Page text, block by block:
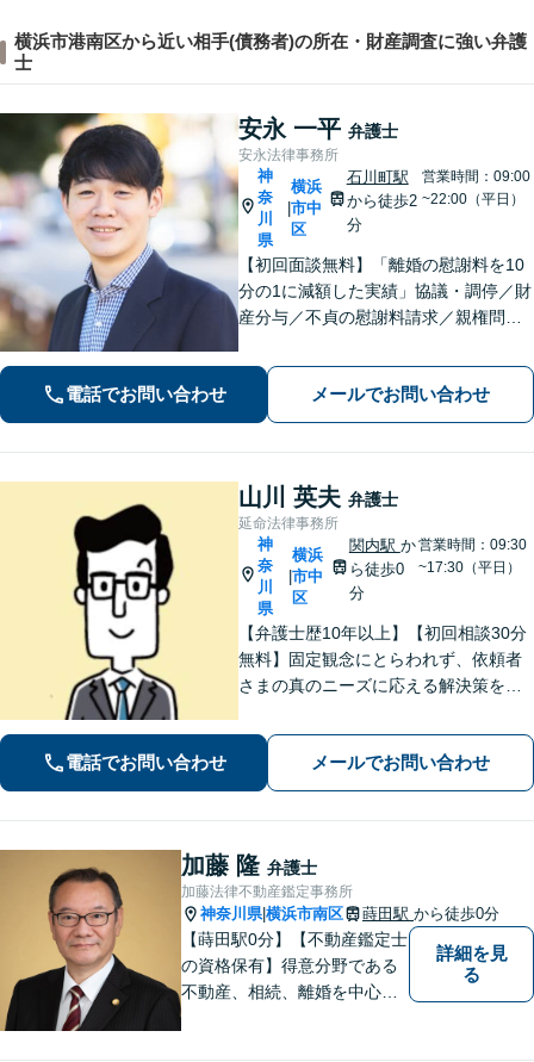
横浜市港南区から近い相手(債務者)の所在・財産調査に強い弁護
士
安永 一平 弁護士
安永法律事務所
神
奈
川
県
横浜
市中
区
石川町駅
から徒歩2
分
営業時間：09:00
~22:00（平日）
【初回面談無料】「離婚の慰謝料を10
分の1に減額した実績」協議・調停／財
産分与／不貞の慰謝料請求／親権問題
ーの顧問経験豊富」土地・建物の明渡
しや賃料回収など幅広くサポート【夜
間・休日面談可】【電話相談対応】
電話でお問い合わせ メールでお問い合わせ
山川 英夫 弁護士
延命法律事務所
神
奈
川
県
横浜
市中
区
関内駅 か
ら徒歩0
分
営業時間：09:30
~17:30（平日）
【弁護士歴10年以上】【初回相談30分
無料】固定観念にとらわれず、依頼者
さまの真のニーズに応える解決策を導
士業との連携で不動産トラブルや相続
問題にワンストップの対応も可能【WE
B面談対応】【関内駅3分】
電話でお問い合わせ メールでお問い合わせ
加藤 隆 弁護士
加藤法律不動産鑑定事務所
神奈川県|横浜市南区 蒔田駅 から徒歩0分
【蒔田駅0分】【不動産鑑定士
の資格保有】得意分野である
不動産、相続、離婚を中心に
詳細を見
る